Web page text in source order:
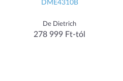
DME4310B
De Dietrich
278 999 Ft-tól